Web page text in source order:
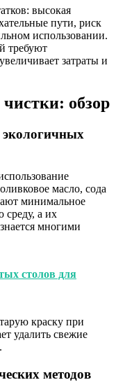
высокая
пути, риск
использовании.
требуют
затраты и
обзор
масло, сода
минимальное
среду, а их
многими
столов для
краску при
удалить свежие
методов